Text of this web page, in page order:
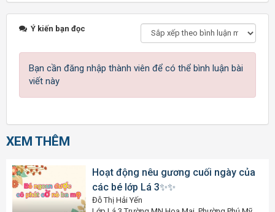
Ý kiến bạn đọc
Bạn cần đăng nhập thành viên để có thể bình luận bài
viết này
XEM THÊM
Hoạt động nêu gương cuối ngày của
các bé lớp Lá 3✨️✨️
Đỗ Thị Hải Yến